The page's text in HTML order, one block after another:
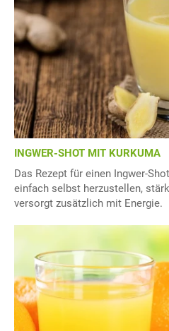
INGWER-SHOT MIT KURKUMA
Das Rezept für einen Ingwer-
einfach selbst herzustellen,
versorgt zusätzlich mit Energie.